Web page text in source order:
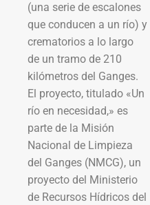
(una serie de escalones
que conducen a un río) y
crematorios a lo largo
de un tramo de 210
kilómetros del Ganges.
El proyecto, titulado «Un
río en necesidad,» es
parte de la Misión
Nacional de Limpieza
del Ganges (NMCG), un
proyecto del Ministerio
de Recursos Hídricos del